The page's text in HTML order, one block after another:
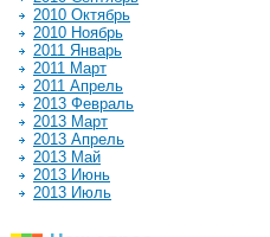
2010 Октябрь
2010 Ноябрь
2011 Январь
2011 Март
2011 Апрель
2013 Февраль
2013 Март
2013 Апрель
2013 Май
2013 Июнь
2013 Июль